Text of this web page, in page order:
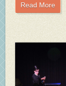
Read More